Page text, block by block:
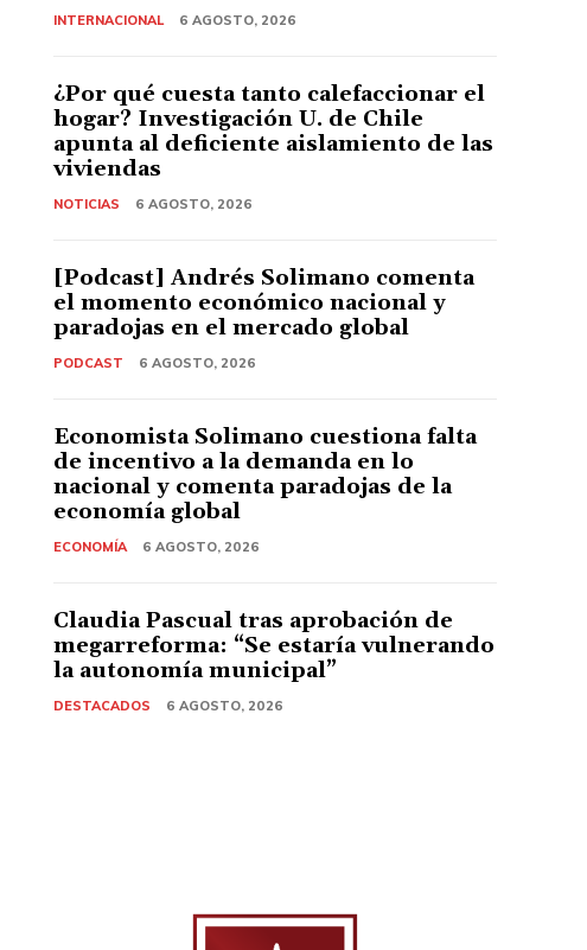
INTERNACIONAL 6 AGOSTO, 2026
¿Por qué cuesta tanto calefaccionar el
hogar? Investigación U. de Chile
apunta al deficiente aislamiento de las
viviendas
NOTICIAS 6 AGOSTO, 2026
[Podcast] Andrés Solimano comenta
el momento económico nacional y
paradojas en el mercado global
PODCAST 6 AGOSTO, 2026
Economista Solimano cuestiona falta
de incentivo a la demanda en lo
nacional y comenta paradojas de la
economía global
ECONOMÍA 6 AGOSTO, 2026
Claudia Pascual tras aprobación de
megarreforma: “Se estaría vulnerando
la autonomía municipal”
DESTACADOS 6 AGOSTO, 2026